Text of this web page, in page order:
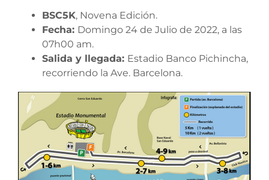
BSC5K, Novena Edición.
Fecha: Domingo 24 de Julio de 2022, a las
07h00 am.
Salida y llegada: Estadio Banco Pichincha,
recorriendo la Ave. Barcelona.